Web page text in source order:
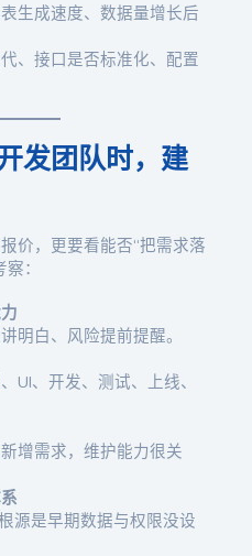
生成速度、数据量增长后
、接口是否标准化、配置
发团队时，建
价，更要看能否“把需求落
：
明白、风险提前提醒。
UI、开发、测试、上线、
增需求，维护能力很关
源是早期数据与权限没设